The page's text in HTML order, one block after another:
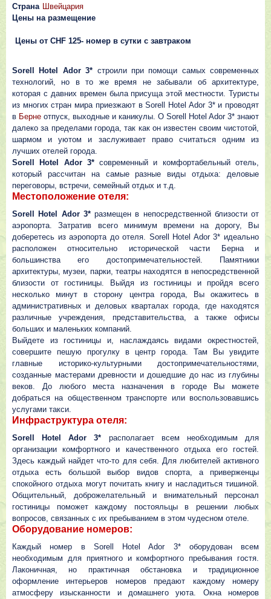
Страна Швейцария
Цены на размещение
Цeны oт CHF 125- нoмep в cyтки c зaвтpaкoм
Sorell Hotel Ador 3* строили при помощи самых современных
технологий, но в то же время не забывали об архитектуре,
которая с давних времен была присуща этой местности. Туристы
из многих стран мира приезжают в Sorell Hotel Ador 3* и проводят
в Берне отпуск, выходные и каникулы. О Sorell Hotel Ador 3* знают
далеко за пределами города, так как он известен своим чистотой,
шармом и уютом и заслуживает право считаться одним из
лучших отелей города.
Sorell Hotel Ador 3*современный и комфортабельный отель,
который рассчитан на самые разные виды отдыха: деловые
переговоры, встречи, семейный отдых и т.д.
Местоположение отеля:
Sorell Hotel Ador 3*размещен в непосредственной близости от
аэропорта. Затратив всего минимум времени на дорогу, Вы
доберетесь из аэропорта до отеля. Sorell Hotel Ador 3* идеально
расположен относительно исторической части Берна и
большинства его достопримечательностей. Памятники
архитектуры, музеи, парки, театры находятся в непосредственной
близости от гостиницы. Выйдя из гостиницы и пройдя всего
несколько минут в сторону центра города, Вы окажитесь в
административных и деловых кварталах города, где находятся
различные учреждения, представительства, а также офисы
больших и маленьких компаний.
Выйдете из гостиницы и, наслаждаясь видами окрестностей,
совершите пешую прогулку в центр города. Там Вы увидите
главные историко-культурными достопримечательностями,
созданные мастерами древности и дошедшие до нас из глубины
веков. До любого места назначения в городе Вы можете
добраться на общественном транспорте или воспользовавшись
услугами такси.
Инфраструктура отеля:
Sorell Hotel Ador 3* располагает всем необходимым для
организации комфортного и качественного отдыха его гостей.
Здесь каждый найдет что-то для себя. Для любителей активного
отдыха есть большой выбор видов спорта, а приверженцы
спокойного отдыха могут почитать книгу и насладиться тишиной.
Общительный, доброжелательный и внимательный персонал
гостиницы поможет каждому постояльцы в решении любых
вопросов, связанных с их пребыванием в этом чудесном отеле.
Оборудование номеров:
Каждый номер в Sorell Hotel Ador 3* оборудован всем
необходимым для приятного и комфортного пребывания гостя.
Лаконичная, но практичная обстановка и традиционное
оформление интерьеров номеров предают каждому номеру
атмосферу изысканности и домашнего уюта. Окна номеров